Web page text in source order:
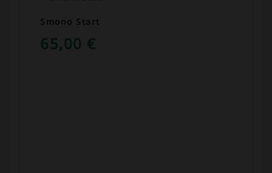
Smono Start
65,00 €